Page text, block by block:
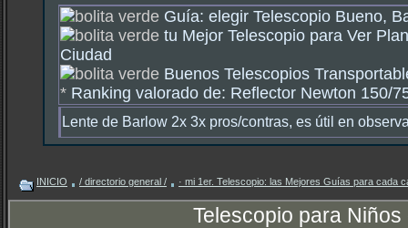
Guía: elegir Telescopio Bueno,
tu Mejor Telescopio para Ver
Ciudad
Buenos Telescopios
* Ranking valorado de: Reflector Newton 150/
Lente de Barlow 2x 3x pros/contras, es útil en
INICIO / directorio general / · mi 1er. Telescopio: las Mejores Guías para cada
Telescopio para